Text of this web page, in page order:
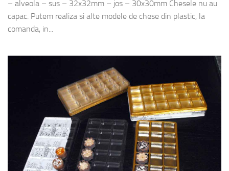
– alveola – sus – 32x32mm – jos – 30x30mm Chesele nu au
capac. Putem realiza si alte modele de chese din plastic, la
comanda, in...